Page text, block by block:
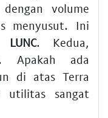
volume
menyusut. Ini
LUNC. Kedua,
Apakah ada
di atas Terra
utilitas sangat